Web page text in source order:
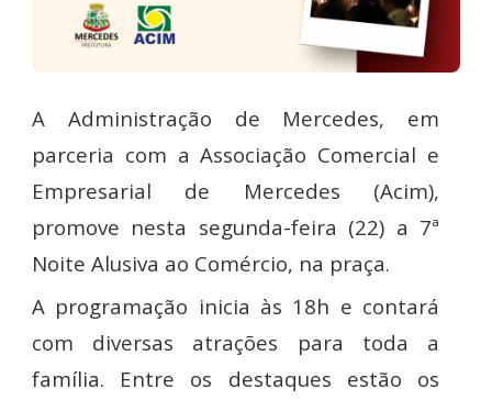
A Administração de Mercedes, em
parceria com a Associação Comercial e
Empresarial de Mercedes (Acim),
promove nesta segunda-feira (22) a 7ª
Noite Alusiva ao Comércio, na praça.
A programação inicia às 18h e contará
com diversas atrações para toda a
família. Entre os destaques estão os